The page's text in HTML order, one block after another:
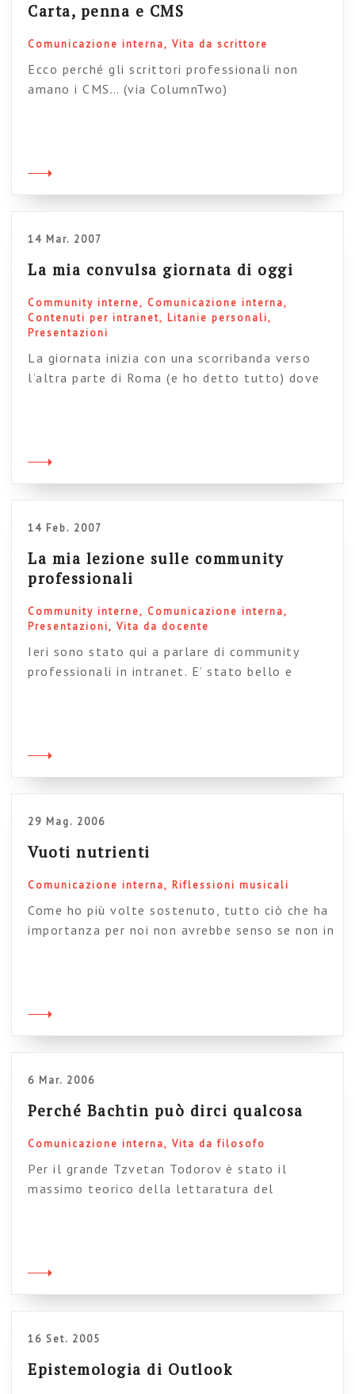
(anche […]
Carta, penna e CMS
Comunicazione interna Vita da scrittore
Ecco perché gli scrittori professionali non
amano i CMS… (via ColumnTwo)
14 Mar. 2007
La mia convulsa giornata di oggi
Community interne
Comunicazione interna
Contenuti per intranet
Litanie personali
Presentazioni
La giornata inizia con una scorribanda verso
l’altra parte di Roma (e ho detto tutto) dove
fare una buona intranet non serve mica la
capiscono e […]
14 Feb. 2007
La mia lezione sulle community
professionali
Community interne
Comunicazione interna
Presentazioni Vita da docente
Ieri sono stato qui a parlare di community
professionali in intranet. E’ stato bello e
location, su Piazza Magggiore)… Il senso del
nei quali parlare […]
29 Mag. 2006
Vuoti nutrienti
Comunicazione interna Riflessioni musicali
Come ho più volte sostenuto, tutto ciò che ha
importanza per noi non avrebbe senso se non in
elemento intangibile e potente. E non è detto
sta lì, a […]
6 Mar. 2006
Perché Bachtin può dirci qualcosa
Comunicazione interna Vita da filosofo
Per il grande Tzvetan Todorov è stato il
massimo teorico della lettaratura del
siberia, modesto insegnante di provincia per la
di un pensiero potente, luminoso […]
16 Set. 2005
Epistemologia di Outlook